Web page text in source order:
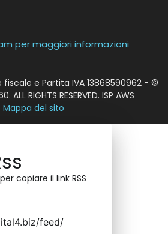
per maggiori informazioni
e Partita IVA 13868590962 - ©
ALL RIGHTS RESERVED. ISP AWS
Mappa del sito
copiare il link RSS